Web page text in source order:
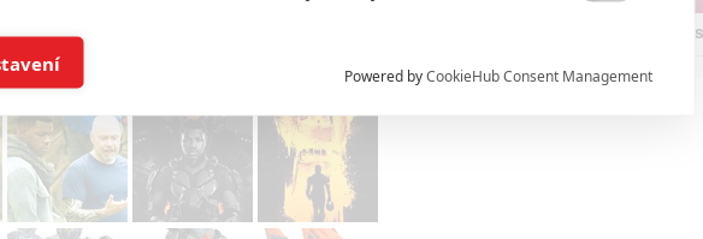
a/nebo přístup k informacím v zařízení

založená na omezených údajích a měření reklamy
obsah, měření obsahu, průzkum publika a vývoj
Powered byCookieHub Consent Management